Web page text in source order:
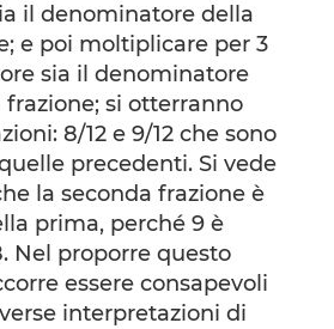
il denominatore della
e poi moltiplicare per 3
sia il denominatore
frazione; si otterranno
8/12 e 9/12 che sono
precedenti. Si vede
la seconda frazione è
prima, perché 9 è
Nel proporre questo
essere consapevoli
interpretazioni di